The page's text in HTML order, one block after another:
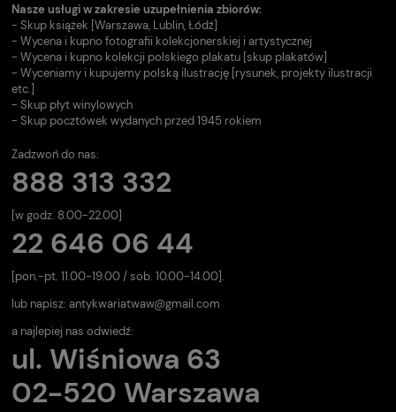
Nasze usługi w zakresie uzupełnienia zbiorów:
- Skup książek [Warszawa, Lublin, Łódź]
- Wycena i kupno fotografii kolekcjonerskiej i artystycznej
- Wycena i kupno kolekcji polskiego plakatu [skup plakatów]
- Wyceniamy i kupujemy polską ilustrację [rysunek, projekty ilustracji
etc.]
- Skup płyt winylowych
- Skup pocztówek wydanych przed 1945 rokiem
Zadzwoń do nas:
888 313 332
[w godz. 8.00-22.00]
22 646 06 44
[pon.-pt. 11.00-19.00 / sob. 10.00-14.00].
lub napisz: antykwariatwaw@gmail.com
a najlepiej nas odwiedź:
ul. Wiśniowa 63
02-520 Warszawa